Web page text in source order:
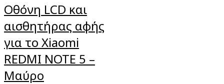
Οθόνη LCD και
αισθητήρας αφής
για το Xiaomi
REDMI NOTE 5 –
Μαύρο